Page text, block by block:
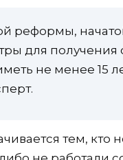
реформы,
для получения
не менее 15
тем, кто